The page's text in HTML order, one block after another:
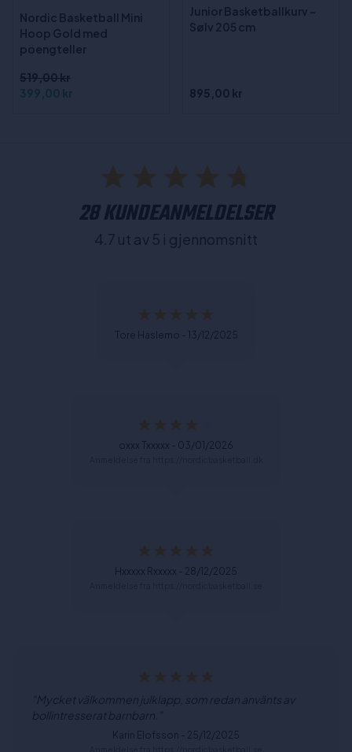
Nordic Basketball Mini
Hoop Gold med
poengteller
519,00 kr
399,00 kr
Junior Basketballkurv -
Sølv 205 cm
895,00 kr
28 KUNDEANMELDELSER
4.7 ut av 5 i gjennomsnitt
Tore Haslemo - 13/12/2025
oxxx Txxxxx - 03/01/2026
Hxxxxx Rxxxxx - 28/12/2025
"Mycket välkommen julklapp, som redan använts av
bollintresserat barnbarn."
Karin Elofsson - 25/12/2025